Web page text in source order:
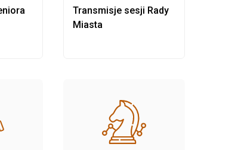
Transmisje sesji Rady
Miasta